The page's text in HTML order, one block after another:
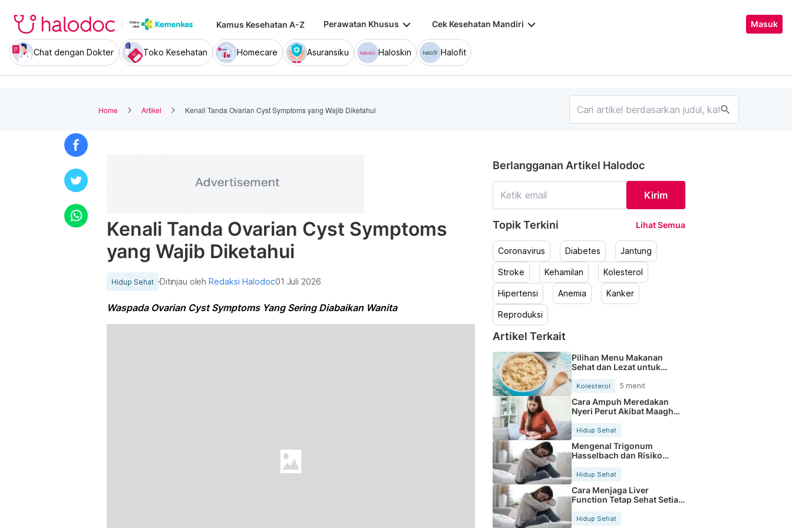
Kamus Kesehatan A-Z Perawatan Khusus keyboard_arrow_down Cek Kesehatan Mandiri keyboard_arrow_down Masuk
Chat dengan Dokter Toko Kesehatan Homecare Asuransiku Haloskin Halofit
Home Artikel Kenali Tanda Ovarian Cyst Symptoms yang Wajib Diketahui search
Kenali Tanda Ovarian Cyst Symptoms
yang Wajib Diketahui
Hidup Sehat Ditinjau olehRedaksi Halodoc01 Juli 2026
Waspada Ovarian Cyst Symptoms Yang Sering Diabaikan Wanita
Berlangganan Artikel Halodoc
Kirim
Topik Terkini Lihat Semua
Coronavirus Diabetes Jantung
Stroke Kehamilan Kolesterol
Hipertensi Anemia Kanker
Reproduksi
Artikel Terkait
Pilihan Menu Makanan
Sehat dan Lezat untuk
Mengurangi Kolesterol
Kolesterol 5 menit
Cara Ampuh Meredakan
Nyeri Perut Akibat Maagh
Kambuh
Hidup Sehat
Mengenal Trigonum
Hasselbach dan Risiko
Hidup Sehat
Cara Menjaga Liver
Function Tetap Sehat Setiap
Hidup Sehat